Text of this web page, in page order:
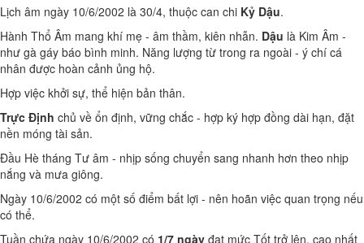
Lịch âm ngày 10/6/2002 là 30/4, thuộc can chi Kỷ Dậu.
Hành Thổ Âm mang khí mẹ - âm thầm, kiên nhẫn. Dậu là Kim Âm -
như gà gáy báo bình minh. Năng lượng từ trong ra ngoài - ý chí cá
nhân được hoàn cảnh ủng hộ.
Hợp việc khởi sự, thể hiện bản thân.
Trực Định chủ về ổn định, vững chắc - hợp ký hợp đồng dài hạn, đặt
nền móng tài sản.
Đầu Hè tháng Tư âm - nhịp sống chuyển sang nhanh hơn theo nhịp
nắng và mưa giông.
Ngày 10/6/2002 có một số điểm bất lợi - nên hoãn việc quan trọng nếu
có thể.
Tuần chứa ngày 10/6/2002 có 1/7 ngày đạt mức Tốt trở lên, cao nhất